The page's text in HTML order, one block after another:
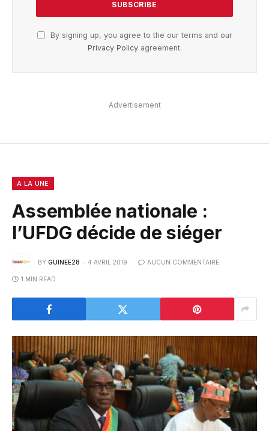
By signing up, you agree to the our terms and our
Privacy Policyagreement.
Advertisement
A LA UNE
Assemblée nationale :
l’UFDG décide de siéger
BY GUINEE28 4 AVRIL 2019 AUCUN COMMENTAIRE
1 MIN READ